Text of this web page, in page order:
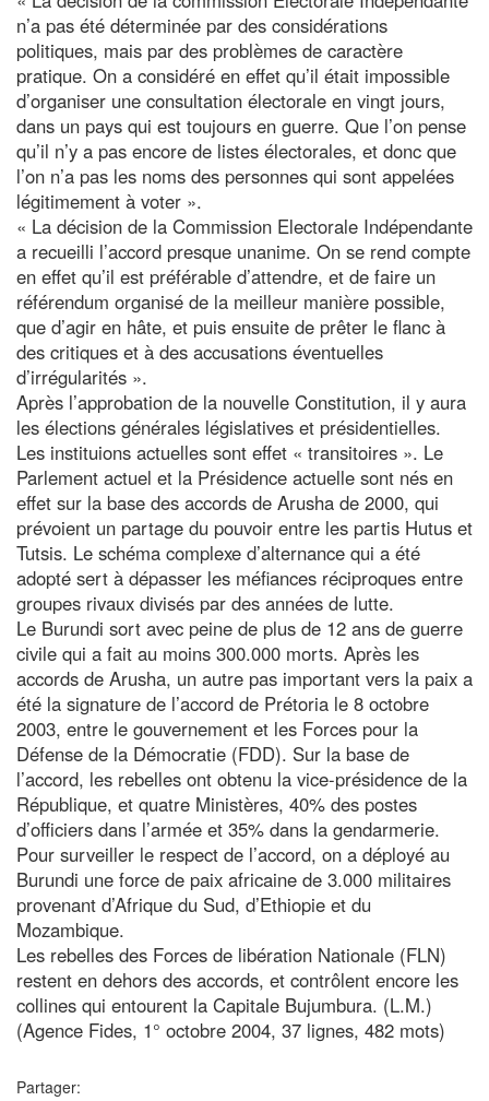
n’a pas été déterminée par des considérations
politiques, mais par des problèmes de caractère
pratique. On a considéré en effet qu’il était impossible
d’organiser une consultation électorale en vingt jours,
dans un pays qui est toujours en guerre. Que l’on pense
qu’il n’y a pas encore de listes électorales, et donc que
l’on n’a pas les noms des personnes qui sont appelées
légitimement à voter ».
« La décision de la Commission Electorale Indépendante
a recueilli l’accord presque unanime. On se rend compte
en effet qu’il est préférable d’attendre, et de faire un
référendum organisé de la meilleur manière possible,
que d’agir en hâte, et puis ensuite de prêter le flanc à
des critiques et à des accusations éventuelles
d’irrégularités ».
Après l’approbation de la nouvelle Constitution, il y aura
les élections générales législatives et présidentielles.
Les instituions actuelles sont effet « transitoires ». Le
Parlement actuel et la Présidence actuelle sont nés en
effet sur la base des accords de Arusha de 2000, qui
prévoient un partage du pouvoir entre les partis Hutus et
Tutsis. Le schéma complexe d’alternance qui a été
adopté sert à dépasser les méfiances réciproques entre
groupes rivaux divisés par des années de lutte.
Le Burundi sort avec peine de plus de 12 ans de guerre
civile qui a fait au moins 300.000 morts. Après les
accords de Arusha, un autre pas important vers la paix a
été la signature de l’accord de Prétoria le 8 octobre
2003, entre le gouvernement et les Forces pour la
Défense de la Démocratie (FDD). Sur la base de
l’accord, les rebelles ont obtenu la vice-présidence de la
République, et quatre Ministères, 40% des postes
d’officiers dans l’armée et 35% dans la gendarmerie.
Pour surveiller le respect de l’accord, on a déployé au
Burundi une force de paix africaine de 3.000 militaires
provenant d’Afrique du Sud, d’Ethiopie et du
Mozambique.
Les rebelles des Forces de libération Nationale (FLN)
restent en dehors des accords, et contrôlent encore les
collines qui entourent la Capitale Bujumbura. (L.M.)
(Agence Fides, 1° octobre 2004, 37 lignes, 482 mots)
Partager: